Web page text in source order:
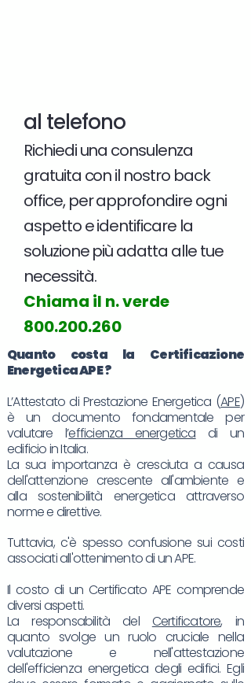
al telefono
Richiedi una consulenza
gratuita con il nostro back
office, per approfondire ogni
aspetto e identificare la
soluzione più adatta alle tue
necessità.
Chiama il n. verde
800.200.260
Quanto costa la Certificazione
EnergeticaAPE?
L’Attestato di Prestazione Energetica (APE)
è un documento fondamentale per
valutare l’efficienza energetica di un
edificio in Italia.
La sua importanza è cresciuta a causa
dell'attenzione crescente all'ambiente e
alla sostenibilità energetica attraverso
norme e direttive.
Tuttavia, c'è spesso confusione sui costi
associati all'ottenimento di un APE.
Il costo di un Certificato APE comprende
diversi aspetti.
La responsabilità del Certificatore, in
quanto svolge un ruolo cruciale nella
valutazione e nell'attestazione
dell'efficienza energetica degli edifici. Egli